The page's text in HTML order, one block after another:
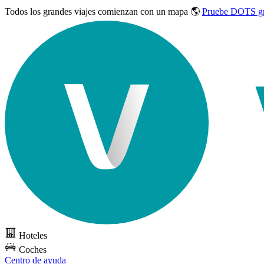
Todos los grandes viajes comienzan con un mapa 🌎 Pruebe DOTS
Hoteles
Coches
Centro de ayuda